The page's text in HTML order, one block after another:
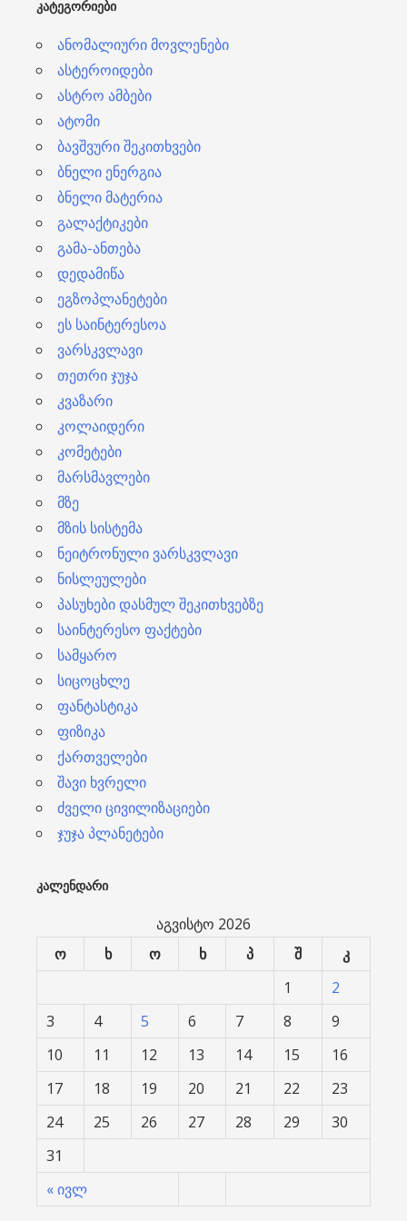
ᲙᲐᲢᲔᲒᲝᲠᲘᲔᲑᲘ
ანომალიური მოვლენები
ასტეროიდები
ასტრო ამბები
ატომი
ბავშვური შეკითხვები
ბნელი ენერგია
ბნელი მატერია
გალაქტიკები
გამა-ანთება
დედამიწა
ეგზოპლანეტები
ეს საინტერესოა
ვარსკვლავი
თეთრი ჯუჯა
კვაზარი
კოლაიდერი
კომეტები
მარსმავლები
მზე
მზის სისტემა
ნეიტრონული ვარსკვლავი
ნისლეულები
პასუხები დასმულ შეკითხვებზე
საინტერესო ფაქტები
სამყარო
სიცოცხლე
ფანტასტიკა
ფიზიკა
ქართველები
შავი ხვრელი
ძველი ცივილიზაციები
ჯუჯა პლანეტები
ᲙᲐᲚᲔᲜᲓᲐᲠᲘ
აგვისტო 2026
ო
ხ ო ხ პ შ კ
« ივლ
1
2
3
4 5 6 7 8
9
10
11 12 13 14 15
16
17
18 19 20 21 22
23
24
25 26 27 28 29
30
31